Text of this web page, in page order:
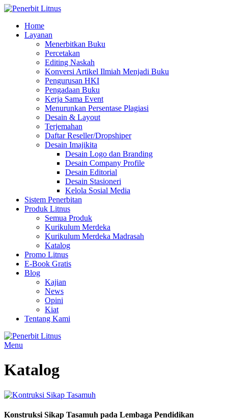
Home
Layanan
Menerbitkan Buku
Percetakan
Editing Naskah
Konversi Artikel Ilmiah Menjadi Buku
Pengurusan HKI
Pengadaan Buku
Kerja Sama Event
Menurunkan Persentase Plagiasi
Desain & Layout
Terjemahan
Daftar Reseller/Dropshiper
Desain Imajikita
Desain Logo dan Branding
Desain Company Profile
Desain Editorial
Desain Stasioneri
Kelola Sosial Media
Sistem Penerbitan
Produk Litnus
Semua Produk
Kurikulum Merdeka
Kurikulum Merdeka Madrasah
Katalog
Promo Litnus
E-Book Gratis
Blog
Kajian
News
Opini
Kiat
Tentang Kami
Menu
Katalog
Konstruksi Sikap Tasamuh pada Lembaga Pendidikan